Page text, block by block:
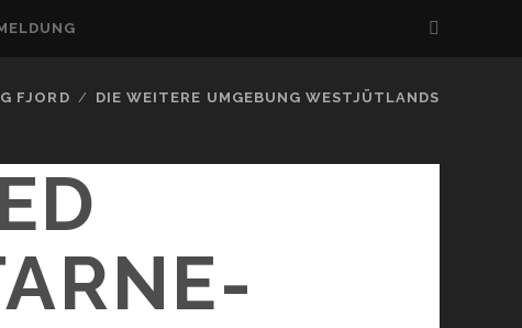
FJORD DIE WEITERE UMGEBUNG WESTJÜTLANDS